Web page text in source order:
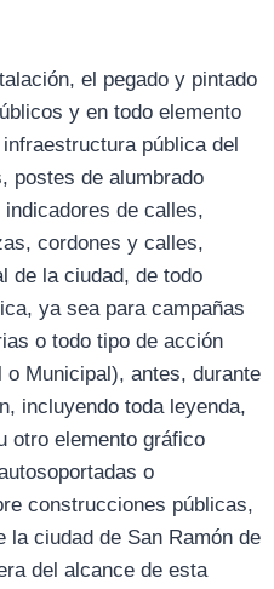
el pegado y pintado
y en todo elemento
pública del
postes de alumbrado
de calles,
cordones y calles,
de la ciudad, de todo
ya sea para campañas
o todo tipo de acción
Municipal), antes, durante
incluyendo toda leyenda,
otro elemento gráfico
o
construcciones públicas,
la ciudad de San Ramón de
del alcance de esta